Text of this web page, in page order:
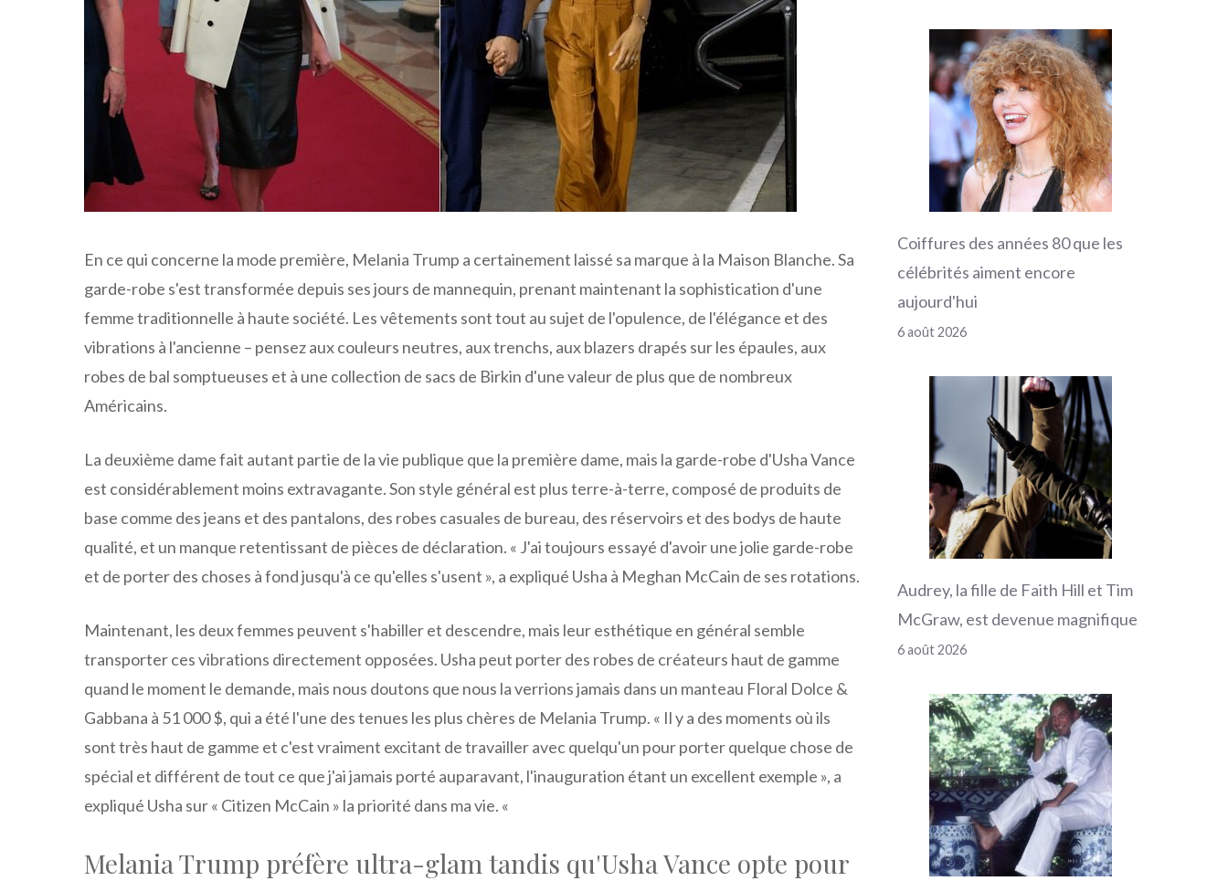
En ce qui concerne la mode première, Melania Trump a certainement laissé sa marque à la Maison Blanche. Sa
garde-robe s'est transformée depuis ses jours de mannequin, prenant maintenant la sophistication d'une
femme traditionnelle à haute société. Les vêtements sont tout au sujet de l'opulence, de l'élégance et des
vibrations à l'ancienne – pensez aux couleurs neutres, aux trenchs, aux blazers drapés sur les épaules, aux
robes de bal somptueuses et à une collection de sacs de Birkin d'une valeur de plus que de nombreux
Américains.
La deuxième dame fait autant partie de la vie publique que la première dame, mais la garde-robe d'Usha Vance
est considérablement moins extravagante. Son style général est plus terre-à-terre, composé de produits de
base comme des jeans et des pantalons, des robes casuales de bureau, des réservoirs et des bodys de haute
qualité, et un manque retentissant de pièces de déclaration. « J'ai toujours essayé d'avoir une jolie garde-robe
et de porter des choses à fond jusqu'à ce qu'elles s'usent », a expliqué Usha à Meghan McCain de ses rotations.
Maintenant, les deux femmes peuvent s'habiller et descendre, mais leur esthétique en général semble
transporter ces vibrations directement opposées. Usha peut porter des robes de créateurs haut de gamme
quand le moment le demande, mais nous doutons que nous la verrions jamais dans un manteau Floral Dolce &
Gabbana à 51 000 $, qui a été l'une des tenues les plus chères de Melania Trump. « Il y a des moments où ils
sont très haut de gamme et c'est vraiment excitant de travailler avec quelqu'un pour porter quelque chose de
spécial et différent de tout ce que j'ai jamais porté auparavant, l'inauguration étant un excellent exemple », a
expliqué Usha sur « Citizen McCain » la priorité dans ma vie. «
Melania Trump préfère ultra-glam tandis qu'Usha Vance opte pour
Coiffures des années 80 que les
célébrités aiment encore
aujourd'hui
6 août 2026
Audrey, la fille de Faith Hill et Tim
McGraw, est devenue magnifique
6 août 2026